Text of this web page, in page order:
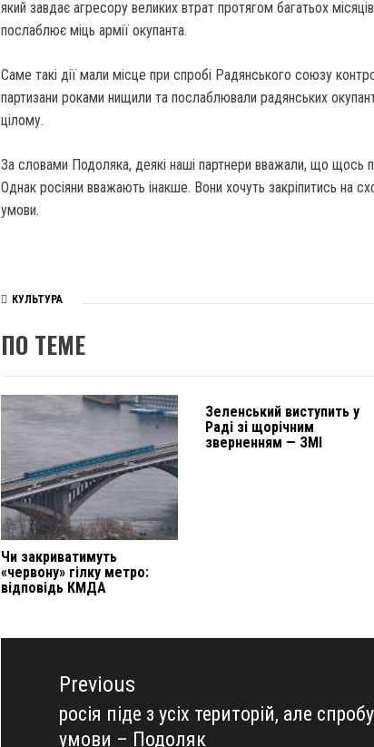
який завдає агресору великих втрат протягом багатьох
послаблює міць армії окупанта.
Саме такі дії мали місце при спробі Радянського союзу
партизани роками нищили та послаблювали радянських
цілому.
За словами Подоляка, деякі наші партнери вважали, що щось
Однак росіяни вважають інакше. Вони хочуть закріпитись на
умови.
КУЛЬТУРА
ПО ТЕМЕ
Чи закриватимуть
«червону» гілку метро:
відповідь КМДА
Зеленський виступить у
Раді зі щорічним
зверненням — ЗМІ
Навигация
записямPrevious
Previous
росія піде з усіх територій, але
умови – Подоляк